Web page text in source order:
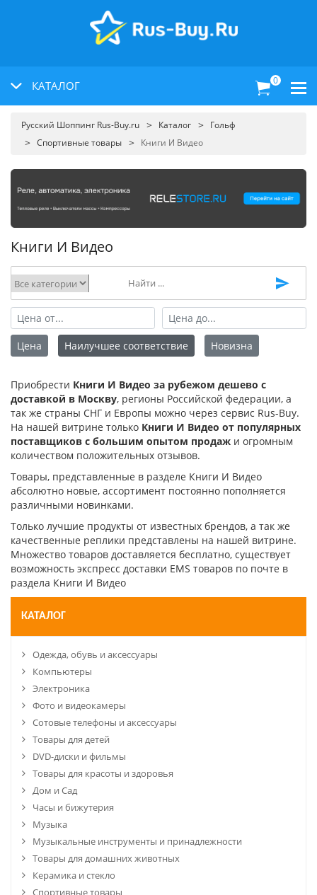
КАТАЛОГ 0
Русский Шоппинг Rus-Buy.ru Каталог
Гольф
Спортивные товары
Книги И Видео
Книги И Видео
КАТАЛОГ
Одежда, обувь и аксессуары
Компьютеры
Электроника
Фото и видеокамеры
Сотовые телефоны и аксессуары
Товары для детей
DVD-диски и фильмы
Товары для красоты и здоровья
Дом и Сад
Часы и бижутерия
Музыка
Музыкальные инструменты и принадлежности
Товары для домашних животных
Керамика и стекло
Спортивные товары
Цена Наилучшее соответствие Новизна
Приобрести Книги И Видео за рубежом дешево с
доставкой в Москву, регионы Российской федерации, а
так же страны СНГ и Европы можно через сервис Rus-Buy.
На нашей витрине только Книги И Видео от популярных
поставщиков с большим опытом продаж и огромным
количеством положительных отзывов.
Товары, представленные в разделе Книги И Видео
абсолютно новые, ассортимент постоянно пополняется
различными новинками.
Только лучшие продукты от известных брендов, а так же
качественные реплики представлены на нашей витрине.
Множество товаров доставляется бесплатно, существует
возможность экспресс доставки EMS товаров по почте в
раздела Книги И Видео